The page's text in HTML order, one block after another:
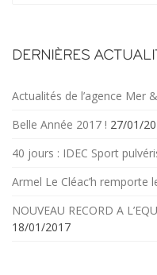
DERNIÈRES
Actualités de l’agence Mer
Belle Année 2017 ! 27/01/
40 jours : IDEC Sport
Armel Le Cléac’h remporte
NOUVEAU RECORD A
18/01/2017